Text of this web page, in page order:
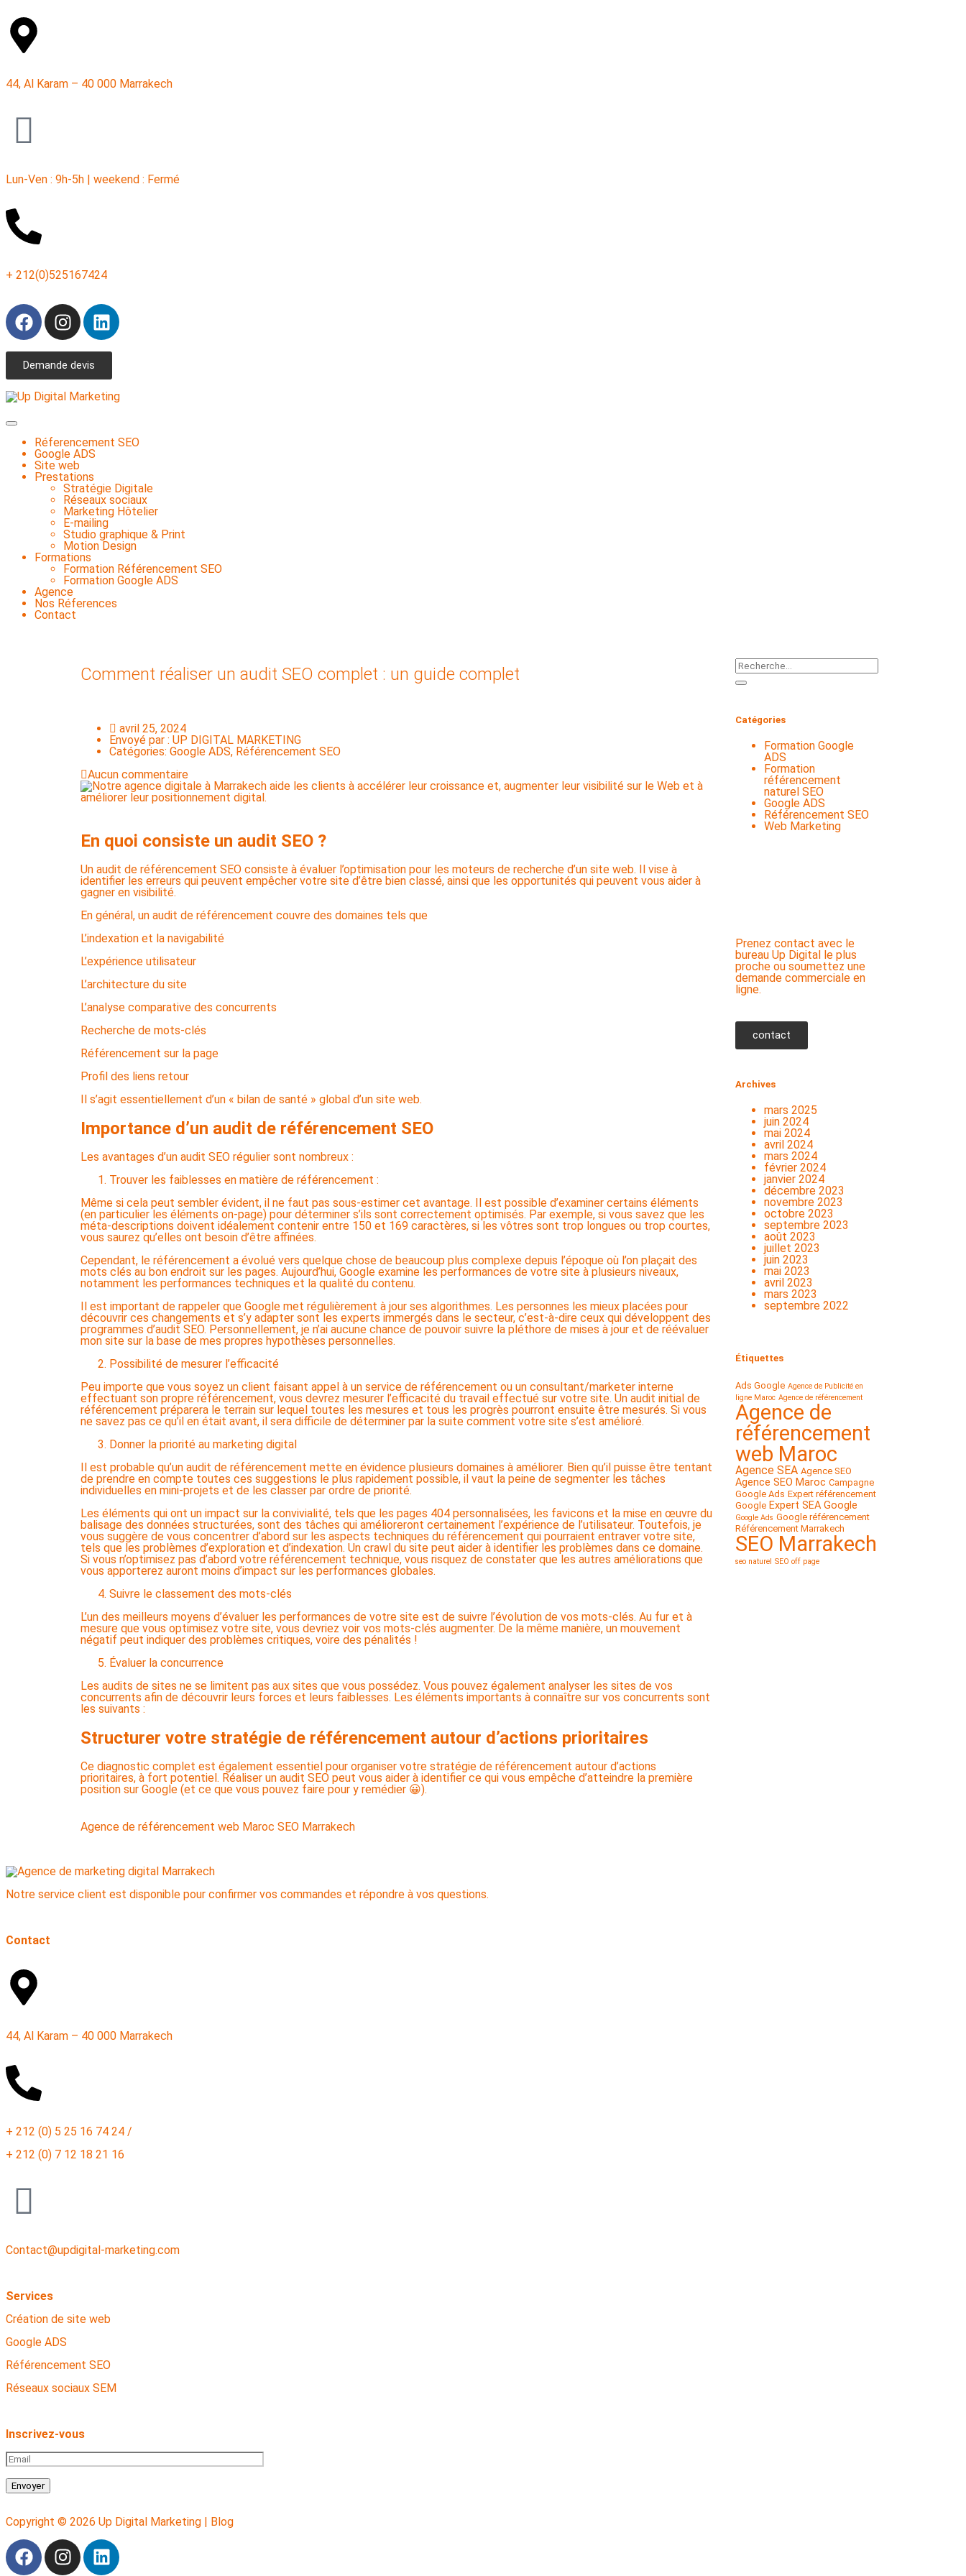
44, Al Karam – 40 000 Marrakech
Lun-Ven : 9h-5h | weekend : Fermé
+ 212(0)525167424
Demande devis
Réferencement SEO
Google ADS
Site web
Prestations
Stratégie Digitale
Réseaux sociaux
Marketing Hôtelier
E-mailing
Studio graphique & Print
Motion Design
Formations
Formation Référencement SEO
Formation Google ADS
Agence
Nos Réferences
Contact
Comment réaliser un audit SEO complet : un guide complet
avril 25, 2024
Envoyé par : UP DIGITAL MARKETING
Catégories: Google ADS, Référencement SEO
Aucun commentaire
En quoi consiste un audit SEO ?
Un audit de référencement SEO consiste à évaluer l’optimisation pour les moteurs de recherche d’un site web. Il vise à
identifier les erreurs qui peuvent empêcher votre site d’être bien classé, ainsi que les opportunités qui peuvent vous aider à
gagner en visibilité.
En général, un audit de référencement couvre des domaines tels que
L’indexation et la navigabilité
L’expérience utilisateur
L’architecture du site
L’analyse comparative des concurrents
Recherche de mots-clés
Référencement sur la page
Profil des liens retour
Il s’agit essentiellement d’un « bilan de santé » global d’un site web.
Importance d’un audit de référencement SEO
Les avantages d’un audit SEO régulier sont nombreux :
Trouver les faiblesses en matière de référencement :
Même si cela peut sembler évident, il ne faut pas sous-estimer cet avantage. Il est possible d’examiner certains éléments
(en particulier les éléments on-page) pour déterminer s’ils sont correctement optimisés. Par exemple, si vous savez que les
méta-descriptions doivent idéalement contenir entre 150 et 169 caractères, si les vôtres sont trop longues ou trop courtes,
vous saurez qu’elles ont besoin d’être affinées.
Cependant, le référencement a évolué vers quelque chose de beaucoup plus complexe depuis l’époque où l’on plaçait des
mots clés au bon endroit sur les pages. Aujourd’hui, Google examine les performances de votre site à plusieurs niveaux,
notamment les performances techniques et la qualité du contenu.
Il est important de rappeler que Google met régulièrement à jour ses algorithmes. Les personnes les mieux placées pour
découvrir ces changements et s’y adapter sont les experts immergés dans le secteur, c’est-à-dire ceux qui développent des
programmes d’audit SEO. Personnellement, je n’ai aucune chance de pouvoir suivre la pléthore de mises à jour et de réévaluer
mon site sur la base de mes propres hypothèses personnelles.
Possibilité de mesurer l’efficacité
Peu importe que vous soyez un client faisant appel à un service de référencement ou un consultant/marketer interne
effectuant son propre référencement, vous devrez mesurer l’efficacité du travail effectué sur votre site. Un audit initial de
référencement préparera le terrain sur lequel toutes les mesures et tous les progrès pourront ensuite être mesurés. Si vous
ne savez pas ce qu’il en était avant, il sera difficile de déterminer par la suite comment votre site s’est amélioré.
Donner la priorité au marketing digital
Il est probable qu’un audit de référencement mette en évidence plusieurs domaines à améliorer. Bien qu’il puisse être tentant
de prendre en compte toutes ces suggestions le plus rapidement possible, il vaut la peine de segmenter les tâches
individuelles en mini-projets et de les classer par ordre de priorité.
Les éléments qui ont un impact sur la convivialité, tels que les pages 404 personnalisées, les favicons et la mise en œuvre du
balisage des données structurées, sont des tâches qui amélioreront certainement l’expérience de l’utilisateur. Toutefois, je
vous suggère de vous concentrer d’abord sur les aspects techniques du référencement qui pourraient entraver votre site,
tels que les problèmes d’exploration et d’indexation. Un crawl du site peut aider à identifier les problèmes dans ce domaine.
Si vous n’optimisez pas d’abord votre référencement technique, vous risquez de constater que les autres améliorations que
vous apporterez auront moins d’impact sur les performances globales.
Suivre le classement des mots-clés
L’un des meilleurs moyens d’évaluer les performances de votre site est de suivre l’évolution de vos mots-clés. Au fur et à
mesure que vous optimisez votre site, vous devriez voir vos mots-clés augmenter. De la même manière, un mouvement
négatif peut indiquer des problèmes critiques, voire des pénalités !
Évaluer la concurrence
Les audits de sites ne se limitent pas aux sites que vous possédez. Vous pouvez également analyser les sites de vos
concurrents afin de découvrir leurs forces et leurs faiblesses. Les éléments importants à connaître sur vos concurrents sont
les suivants :
Structurer votre stratégie de référencement autour d’actions prioritaires
Ce diagnostic complet est également essentiel pour organiser votre stratégie de référencement autour d’actions
prioritaires, à fort potentiel. Réaliser un audit SEO peut vous aider à identifier ce qui vous empêche d’atteindre la première
position sur Google (et ce que vous pouvez faire pour y remédier 😀).
Agence de référencement web Maroc SEO Marrakech
Catégories
Formation Google
ADS
Formation
référencement
naturel SEO
Google ADS
Référencement SEO
Web Marketing
Prenez contact avec le
bureau Up Digital le plus
proche ou soumettez une
demande commerciale en
ligne.
contact
Archives
mars 2025
juin 2024
mai 2024
avril 2024
mars 2024
février 2024
janvier 2024
décembre 2023
novembre 2023
octobre 2023
septembre 2023
août 2023
juillet 2023
juin 2023
mai 2023
avril 2023
mars 2023
septembre 2022
Étiquettes
Ads Google Agence de Publicité en
ligne Maroc Agence de référencement
Agence de
référencement
web Maroc
Agence SEA Agence SEO
Agence SEO Maroc Campagne
Google Ads Expert référencement
Google Expert SEA Google
Google Ads Google référencement
Référencement Marrakech
SEO Marrakech
seo naturel SEO off page
Notre service client est disponible pour confirmer vos commandes et répondre à vos questions.
Contact
44, Al Karam – 40 000 Marrakech
+ 212 (0) 5 25 16 74 24 /
+ 212 (0) 7 12 18 21 16
Contact@updigital-marketing.com
Services
Création de site web
Google ADS
Référencement SEO
Réseaux sociaux SEM
Inscrivez-vous
Envoyer
Copyright © 2026 Up Digital Marketing | Blog